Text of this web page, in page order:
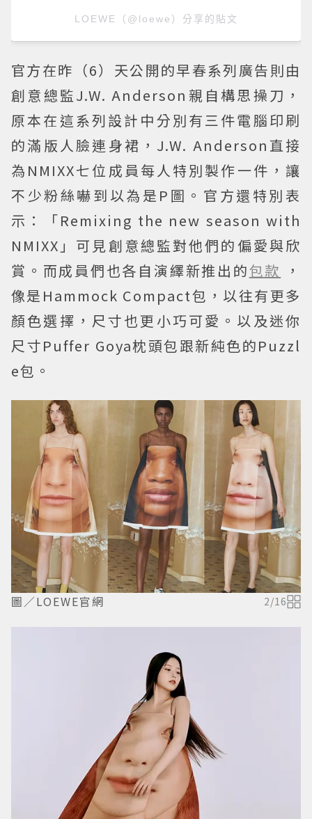
LOEWE（@loewe）分享的貼文
官方在昨（6）天公開的早春系列廣告則由
創意總監J.W. Anderson親自構思操刀，
原本在這系列設計中分別有三件電腦印刷
的滿版人臉連身裙，J.W. Anderson直接
為NMIXX七位成員每人特別製作一件，讓
不少粉絲嚇到以為是P圖。官方還特別表
示：「Remixing the new season with
NMIXX」可見創意總監對他們的偏愛與欣
賞。而成員們也各自演繹新推出的包款
，
像是Hammock Compact包，以往有更多
顏色選擇，尺寸也更小巧可愛。以及迷你
尺寸Puffer Goya枕頭包跟新純色的Puzzl
e包。
圖／LOEWE官網 2/16